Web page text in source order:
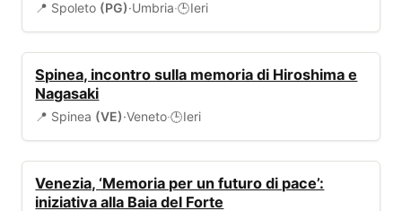
📍 Spoleto (PG)·Umbria·🕒Ieri
Spinea, incontro sulla memoria di Hiroshima e
Nagasaki
📍 Spinea (VE)·Veneto·🕒Ieri
Venezia, ‘Memoria per un futuro di pace’:
iniziativa alla Baia del Forte